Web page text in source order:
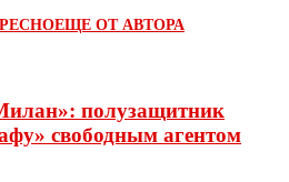
ЕЩЕ ОТ АВТОРА
полузащитник
свободным агентом